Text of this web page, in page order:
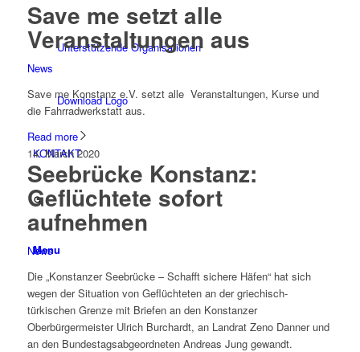
Unterstützende Organisationen
Download Logo
KONTAKT
Menu
Save me setzt alle
Veranstaltungen aus
News
Save me Konstanz e.V. setzt alle Veranstaltungen, Kurse und
die Fahrradwerkstatt aus.
Read more
14. March 2020
Seebrücke Konstanz:
Geflüchtete sofort
aufnehmen
News
Die „Konstanzer Seebrücke – Schafft sichere Häfen“ hat sich
wegen der Situation von Geflüchteten an der griechisch-
türkischen Grenze mit Briefen an den Konstanzer
Oberbürgermeister Ulrich Burchardt, an Landrat Zeno Danner und
an den Bundestagsabgeordneten Andreas Jung gewandt.